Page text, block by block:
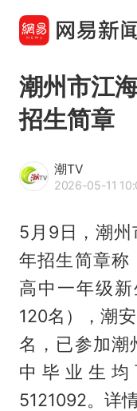
潮州市江
招生简章
潮TV
2026-05-11
5月9日，潮
年招生简章称
高中一年级
120名），潮
名，已参加潮
中毕业生
5121092。详